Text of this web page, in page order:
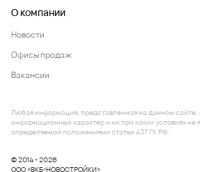
О компании
Новости
Офисы продаж
Вакансии
© 2014 - 2026
ООО «ВКБ-НОВОСТРОЙКИ»
Любая информация, представленная на данном сайте,
информационный характер и ни при каких условиях не
определяемой положениями статьи 437 ГК РФ.